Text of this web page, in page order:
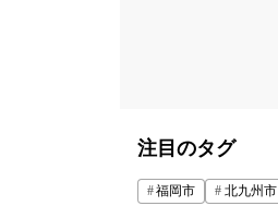
注目のタグ
福岡市 北九州市